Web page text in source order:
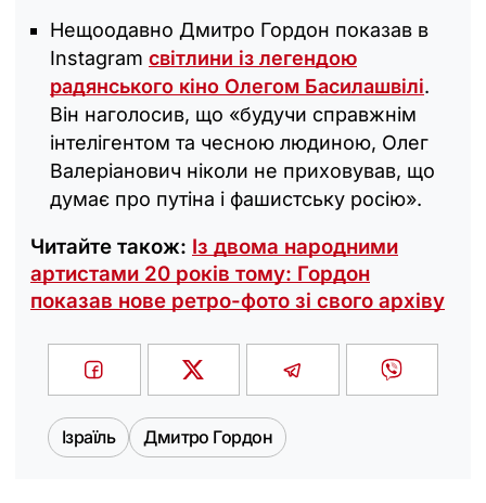
Нещоодавно Дмитро Гордон показав в
Instagram світлини із легендою
радянського кіно Олегом Басилашвілі.
Він наголосив, що «будучи справжнім
інтелігентом та чесною людиною, Олег
Валеріанович ніколи не приховував, що
думає про путіна і фашистську росію».
Читайте також: Із двома народними
артистами 20 років тому: Гордон
показав нове ретро-фото зі свого архіву
Ізраїль Дмитро Гордон